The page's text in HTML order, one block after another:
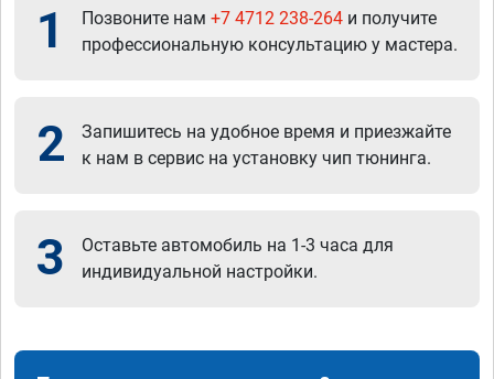
1 Позвоните нам +7 4712 238-264 и получите
профессиональную консультацию у мастера.
2
Запишитесь на удобное время и приезжайте
к нам в сервис на установку чип тюнинга.
3
Оставьте автомобиль на 1-3 часа для
индивидуальной настройки.